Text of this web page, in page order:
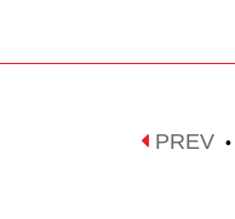
PREV •